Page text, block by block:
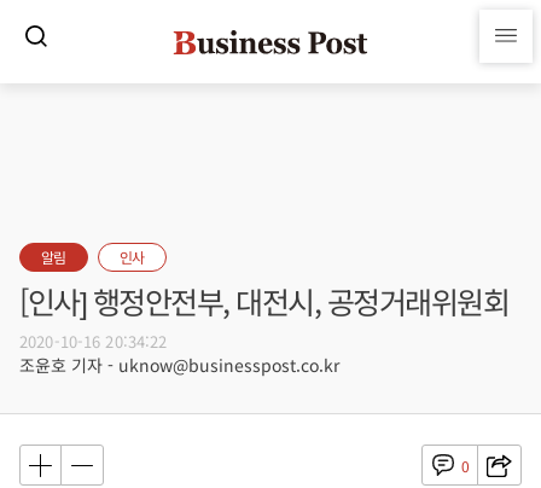
알림 인사
[인사] 행정안전부, 대전시, 공정거래위원회
2020-10-16 20:34:22
조윤호 기자 - uknow@businesspost.co.kr
0